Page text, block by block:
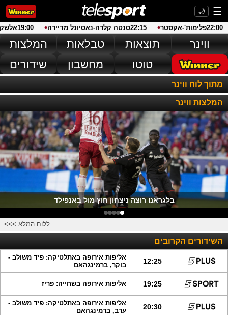
☰
🌙
22:00פלימות'-אקסטר•
22:15סנטה קלרה-נאסיונל מדיירה•
19:00
ווינר תוצאות טבלאות
המלצות
טוטו
מחשבון שידורים
מתוך לוח ווינר
המלצות ווינר
בלגראנו רוצה ניצחון חוץ מול באנפילד
ללוח המלא >>>
השידורים הקרובים
12:25
אליפות אירופה באתלטיקה: פיד משולב -
בוקר, ברמינגהאם
19:25 אליפות אירופה בשחייה: פריז
20:30
אליפות אירופה באתלטיקה: פיד משולב -
ערב, ברמינגהאם